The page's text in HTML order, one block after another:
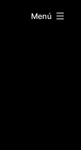
Menú